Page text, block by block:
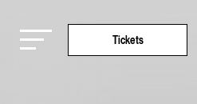
Tickets